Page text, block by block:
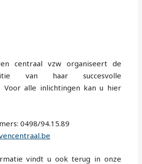
centraal vzw organiseert de
van haar succesvolle
Voor alle inlichtingen kan u hier
0498/94.15.89
vindt u ook terug in onze